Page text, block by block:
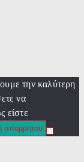
την καλύτερη
να
είστε
απορρήτου